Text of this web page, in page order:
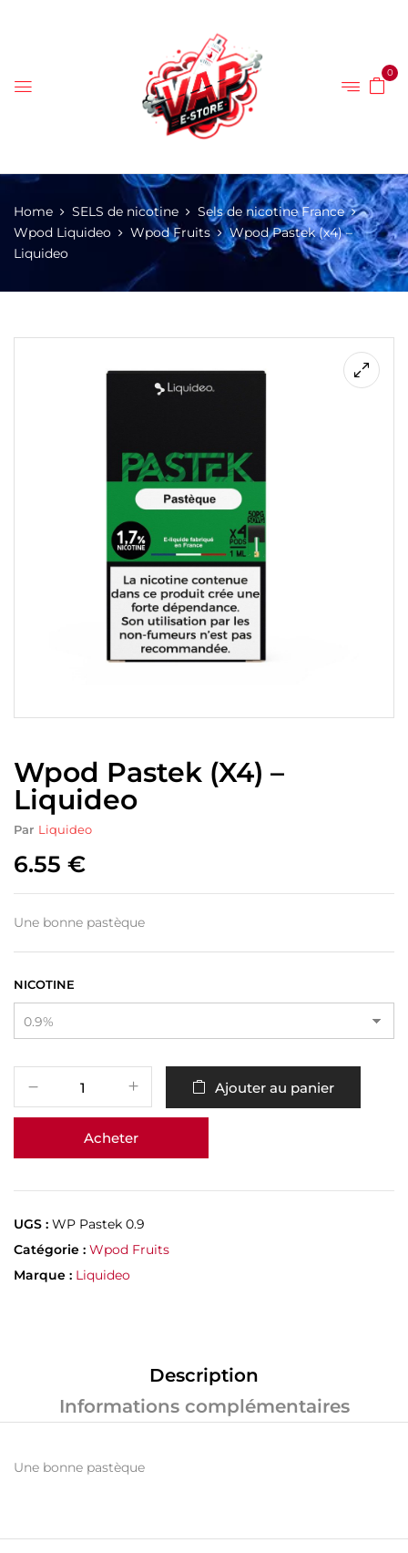
0
Home SELS de nicotine
Sels de nicotine France
Wpod Liquideo
Wpod Fruits
Wpod Pastek (x4) –
Liquideo
Wpod Pastek (x4) –
Liquideo
Par Liquideo
6.55 €
Une bonne pastèque
NICOTINE
Ajouter au panier
Acheter
UGS : WP Pastek 0.9
Catégorie : Wpod Fruits
Marque : Liquideo
Description
Informations complémentaires
Une bonne pastèque